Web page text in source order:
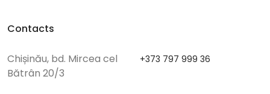
Contacts
Chișinău, bd. Mircea cel
Bătrân 20/3
+373 797 999 36